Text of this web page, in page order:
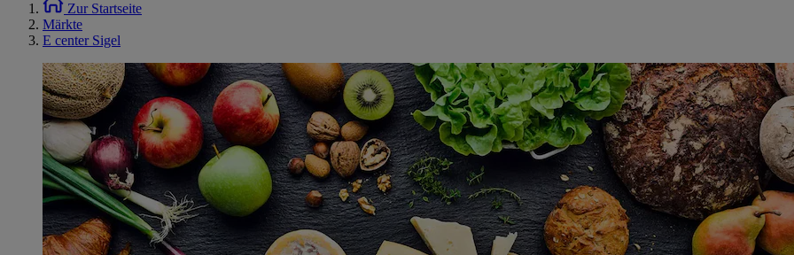
Zur Startseite
Märkte
E center Sigel